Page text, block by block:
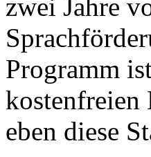
zwei Jahre
Programm
kostenfreien
eben diese